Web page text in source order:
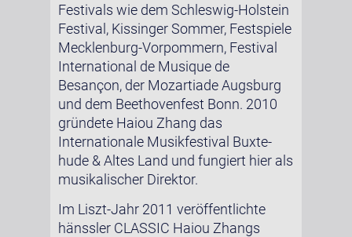
Festivals wie dem Schleswig-Holstein
Festival, Kissinger Sommer, Festspiele
Mecklenburg-Vorpommern, Festival
International de Musique de
Besançon, der Mozartiade Augsburg
und dem Beethovenfest Bonn. 2010
gründete Haiou Zhang das
Internationale Musikfestival Buxte-
hude & Altes Land und fungiert hier als
musikalischer Direktor.
Im Liszt-Jahr 2011 veröffentlichte
hänssler CLASSIC Haiou Zhangs